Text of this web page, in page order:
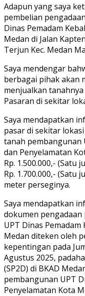
Adapun yang saya
pembelian
Dinas Pemadam
Medan di Jalan
Terjun Kec. Medan
Saya mendengar
berbagai pihak akan
menjualkan
Pasaran di sekitar
Saya mendapatkan
pasar di sekitar
tanah pembangunan
dan Penyelamatan
Rp. 1.500.000,-
Rp. 1.700.000,-
meter perseginya.
Saya mendapatkan
dokumen
UPT Dinas
Medan diteken oleh
kepentingan pada
Agustus 2025,
(SP2D) di BKAD
pembangunan UPT
Penyelamatan Kota